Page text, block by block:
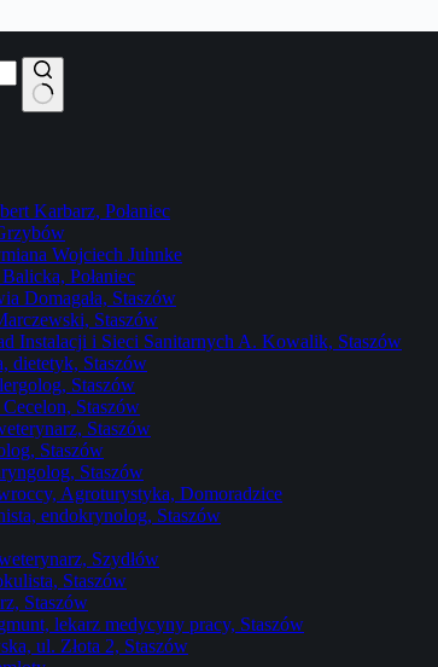
Karbarz, Połaniec
Wojciech Juhnke
Połaniec
Domagała, Staszów
Staszów
Instalacji i Sieci Sanitarnych A. Kowalik, Staszów
dietetyk, Staszów
Staszów
Staszów
Staszów
Staszów
Staszów
Agroturystyka, Domoradzice
endokrynolog, Staszów
Szydłów
Staszów
Staszów
lekarz medycyny pracy, Staszów
ul. Złota 2, Staszów